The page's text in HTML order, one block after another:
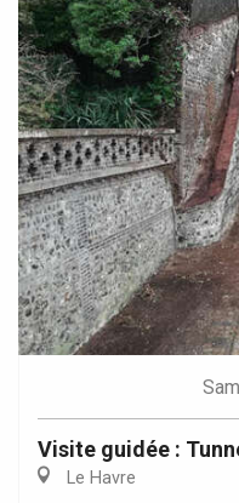
Visite guidée :
Le Havre